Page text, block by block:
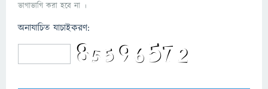
ভাগাভাগি করা হবে না ।
অনাযাচিত যাচাইকরণ: